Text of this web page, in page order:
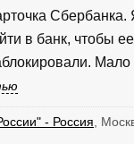
в банк, чтобы
- Россия ,